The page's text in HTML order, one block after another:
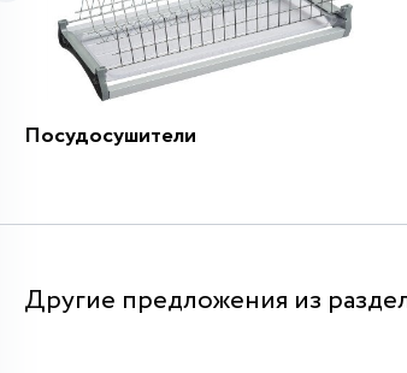
Посудосушители
Другие предложения из